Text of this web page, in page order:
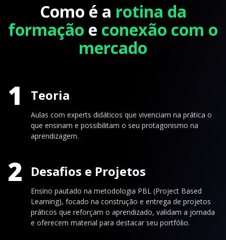
Como é a rotina da
formação e conexão com o
mercado
1 Teoria
Aulas com experts didáticos que vivenciam na prática o
que ensinam e possibilitam o seu protagonismo na
aprendizagem.
2 Desafios e Projetos
Ensino pautado na metodologia PBL (Project Based
Learning), focado na construção e entrega de projetos
práticos que reforçam o aprendizado, validam a jornada
e oferecem material para destacar seu portfólio.